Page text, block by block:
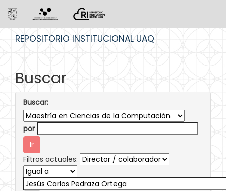
REPOSITORIO INSTITUCIONAL UAQ
Buscar
Buscar:
por
Filtros actuales: